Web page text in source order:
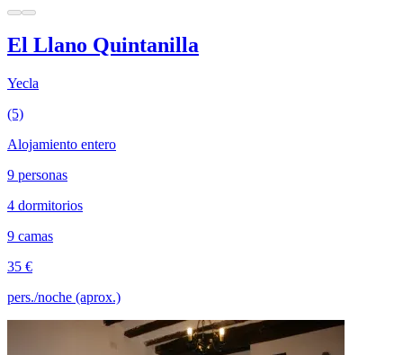
El Llano Quintanilla
Yecla
(5)
Alojamiento entero
9 personas
4 dormitorios
9 camas
35 €
pers./noche (aprox.)